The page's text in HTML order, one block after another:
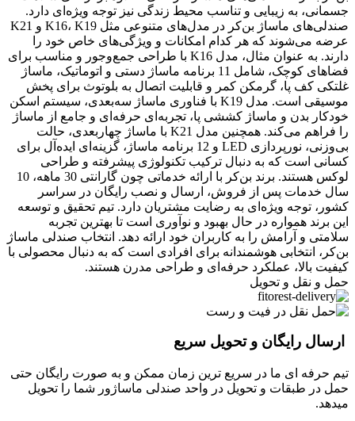
جسمانی، به زیبایی و تناسب محیط زندگی نیز توجه ویژه‌ای دارد.
صندلی‌های ماساژ بن‌کر در مدل‌های متنوعی مثل K16، K19 و K21
عرضه می‌شوند که هر کدام امکانات و ویژگی‌های خاص خود را
دارند. به عنوان مثال، مدل K16 با طراحی جمع‌وجور و مناسب برای
فضاهای کوچک، شامل 11 برنامه ماساژ دستی و اتوماتیک، ماساژ
غلتکی کف پا، گرمکن کمر و قابلیت اتصال به بلوتوث برای پخش
موسیقی است. مدل K19 با فناوری ماساژ سه‌بعدی، سیستم اسکن
خودکار بدن و ماساژ کششی پا، تجربه‌ای حرفه‌ای و جامع از ماساژ
را فراهم می‌کند. همچنین مدل K21 با ماساژ چهار‌بعدی، حالت
بی‌وزنی، نورپردازی LED و 12 برنامه ماساژ، گزینه‌ای ایده‌آل برای
کسانی است که به دنبال ترکیب تکنولوژی پیشرفته و طراحی
لوکس هستند. برند بن‌کر با ارائه خدماتی چون گارانتی 30 ماهه، 10
سال خدمات پس از فروش، ارسال و نصب رایگان در سراسر
کشور، توجه ویژه‌ای به رضایت مشتریان دارد. تیم تحقیق و توسعه
این برند همواره در حال بهبود و نوآوری است تا بهترین تجربه
سلامتی و آرامش را به کاربران خود ارائه دهد. انتخاب صندلی ماساژ
بن‌کر، انتخابی هوشمندانه برای افرادی است که به دنبال محصولی با
کیفیت بالا، عملکرد حرفه‌ای و طراحی مدرن هستند.
حمل و نقل و تحویل
ارسال رایگان و تحویل سریع
تیم حرفه ای ما در سریع ترین زمان ممکن و به صورت رایگان حتی
حمل در طبقات و تحویل در واحد صندلی ماساژور شما را تحویل
میدهد.